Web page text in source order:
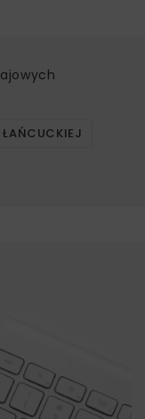
ŁAŃCUCKIEJ